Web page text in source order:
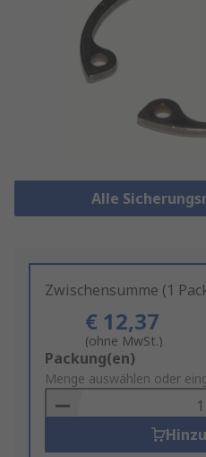
Alle
Zwischensumme (1
€ 12,37
(ohne MwSt.)
Add
to
Basket
Packung(en)
Menge auswählen oder